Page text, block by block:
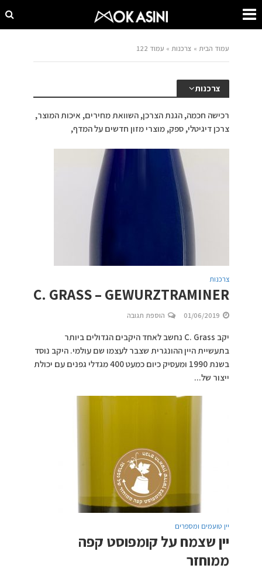
עמוד הבית » צרכנות » עמוד 122
צרכנות
רכישה חכמה, הגנת הצרכן, השוואת מחירים, איכות המוצר,
צרכן דיגיטלי, ספק, מוצרי מזון חדשים על המדף,
צרכנות
C. GRASS – GEWURZTRAMINER
01/06/2019 הוספת תגובה
יקב C. Grass נחשב לאחד היקבים הגדולים ביותר
בתעשיית היין ההונגרית שצבר לעצמו שם עולמי. היקב נוסד
בשנת 1990 ומעסיק כיום כמעט 400 מגדלי גפנים עם יכולת
ייצור של...
יין טועמים ומספרים
יין שצמח על קומפוסט קפה
ממוחזר